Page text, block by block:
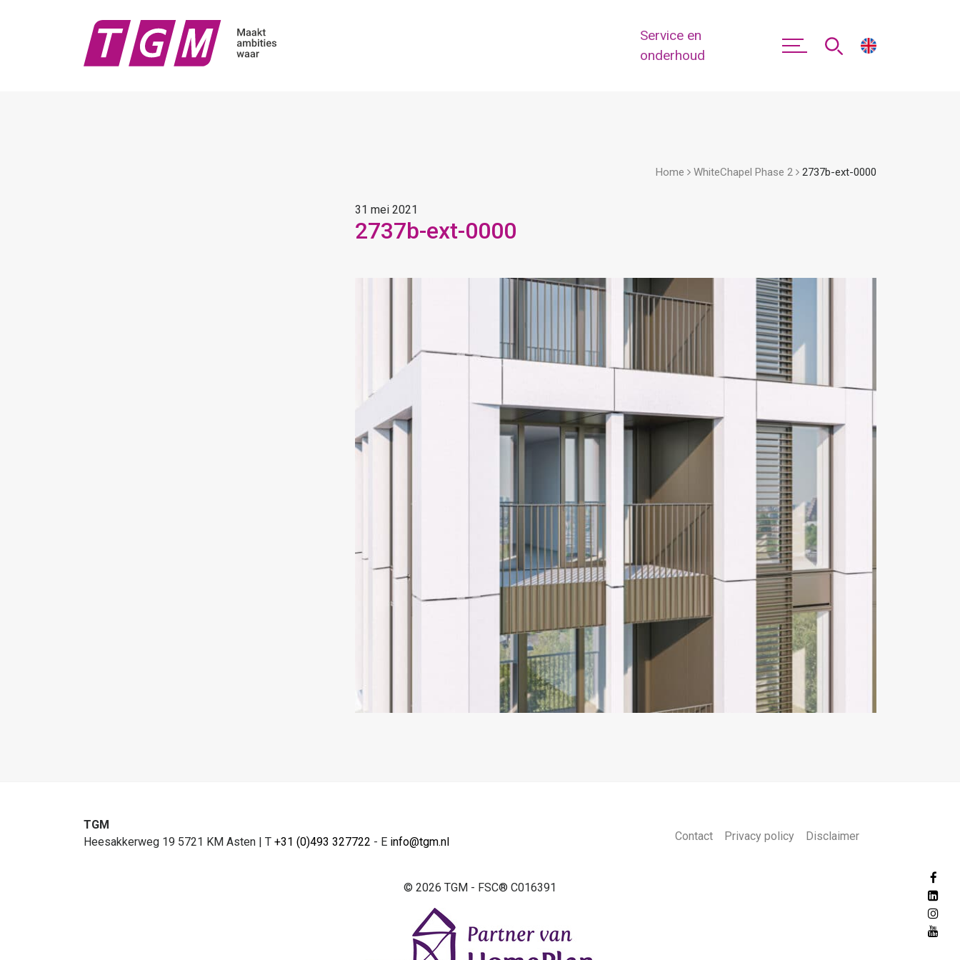
Service en
onderhoud
Home WhiteChapel Phase 2 2737b-ext-0000
31 mei 2021
2737b-ext-0000
TGM
Heesakkerweg 19 5721 KM Asten | T +31 (0)493 327722 - E info@tgm.nl Contact Privacy policy Disclaimer
© 2026 TGM - FSC® C016391